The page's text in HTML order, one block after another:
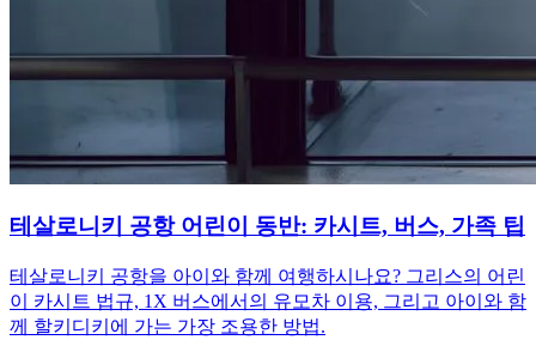
테살로니키 공항 어린이 동반: 카시트, 버스, 가족 팁
테살로니키 공항을 아이와 함께 여행하시나요? 그리스의 어린
이 카시트 법규, 1X 버스에서의 유모차 이용, 그리고 아이와 함
께 할키디키에 가는 가장 조용한 방법.